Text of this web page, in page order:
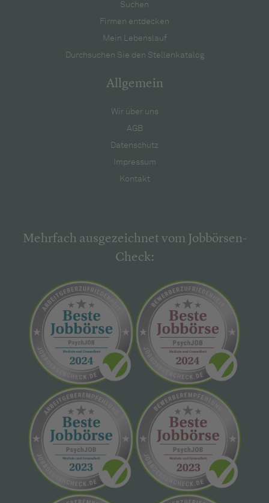
Suchen
Firmen entdecken
Mein Lebenslauf
Durchsuchen Sie den Stellenkatalog
Allgemein
Wir über uns
AGB
Datenschutz
Impressum
Kontakt
Mehrfach ausgezeichnet vom Jobbörsen-
Check: